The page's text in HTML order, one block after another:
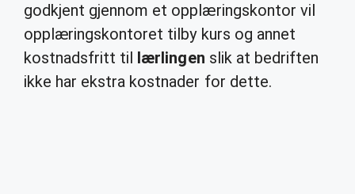
godkjent gjennom et opplæringskontor vil
opplæringskontoret tilby kurs og annet
kostnadsfritt til lærlingen slik at bedriften
ikke har ekstra kostnader for dette.